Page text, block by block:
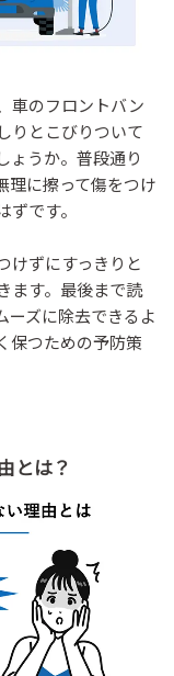
車のフロントバン
りとこびりついて
ょうか。普段通り
理に擦って傷をつけ
です。
けずにすっきりと
ます。最後まで読
ーズに除去できるよ
保つための予防策
とは？